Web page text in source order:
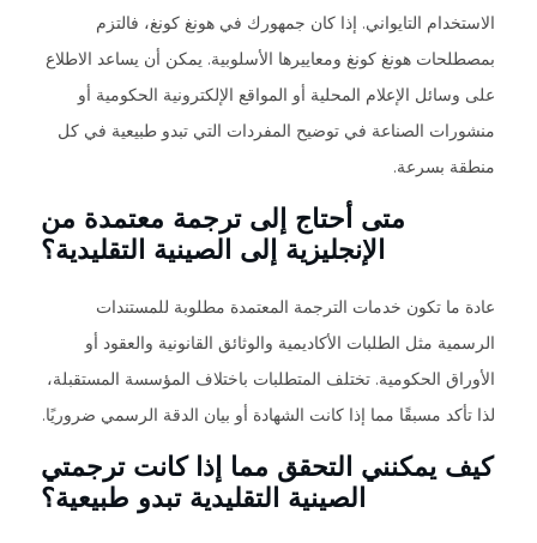
الاستخدام التايواني. إذا كان جمهورك في هونغ كونغ، فالتزم
بمصطلحات هونغ كونغ ومعاييرها الأسلوبية. يمكن أن يساعد الاطلاع
على وسائل الإعلام المحلية أو المواقع الإلكترونية الحكومية أو
منشورات الصناعة في توضيح المفردات التي تبدو طبيعية في كل
منطقة بسرعة.
متى أحتاج إلى ترجمة معتمدة من
الإنجليزية إلى الصينية التقليدية؟
عادة ما تكون خدمات الترجمة المعتمدة مطلوبة للمستندات
الرسمية مثل الطلبات الأكاديمية والوثائق القانونية والعقود أو
الأوراق الحكومية. تختلف المتطلبات باختلاف المؤسسة المستقبلة،
لذا تأكد مسبقًا مما إذا كانت الشهادة أو بيان الدقة الرسمي ضروريًا.
كيف يمكنني التحقق مما إذا كانت ترجمتي
الصينية التقليدية تبدو طبيعية؟